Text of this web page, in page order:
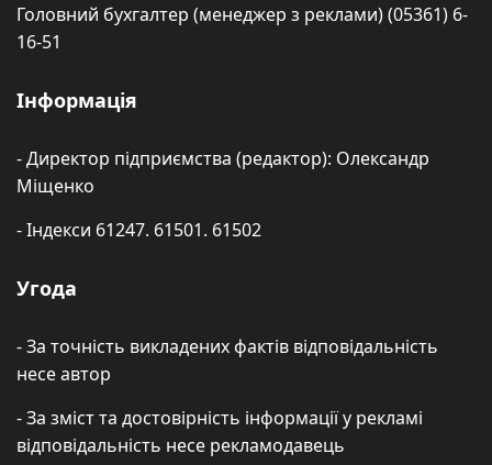
Головний бухгалтер (менеджер з реклами) (05361) 6-
16-51
Інформація
- Директор підприємства (редактор): Олександр
Міщенко
- Індекси 61247. 61501. 61502
Угода
- За точність викладених фактів відповідальність
несе автор
- За зміст та достовірність інформації у рекламі
відповідальність несе рекламодавець